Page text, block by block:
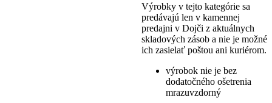
Výrobky v tejto kategórie sa
predávajú len v kamennej
predajni v Dojči z aktuálnych
skladových zásob a nie je možné
ich zasielať poštou ani kuriérom.
výrobok nie je bez
dodatočného ošetrenia
mrazuvzdorný